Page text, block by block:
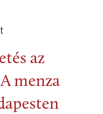
az
menza